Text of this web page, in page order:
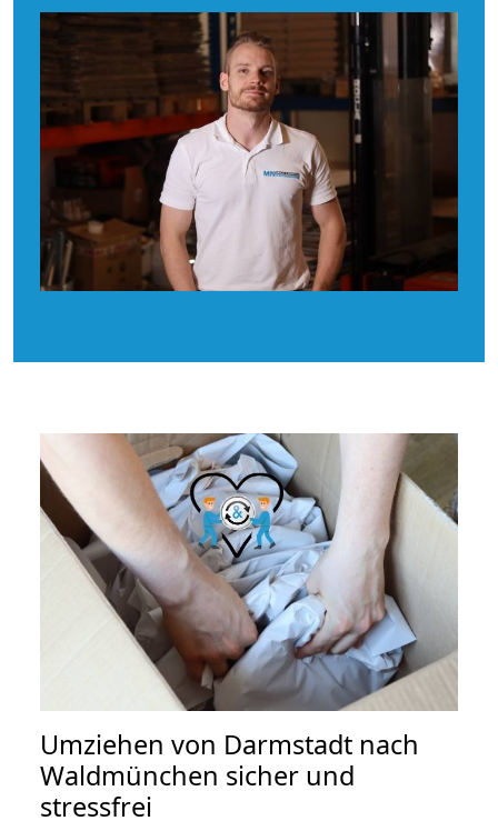
Umziehen von Darmstadt nach
Waldmünchen sicher und
stressfrei